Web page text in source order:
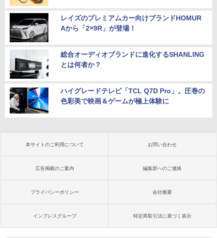
レイズのプレミアムカー向けブランドHOMUR
Aから「2×9R」が登場！
総合オーディオブランドに進化するSHANLING
とは何者か？
ハイグレードテレビ「TCL Q7D Pro」。圧巻の
色彩美で映画＆ゲームが極上体験に
本サイトのご利用について お問い合わせ
広告掲載のご案内 編集部へのご連絡
プライバシーポリシー 会社概要
インプレスグループ 特定商取引法に基づく表示